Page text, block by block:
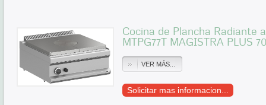
Cocina de Plancha Radiante
MTPG77T MAGISTRA PLUS
VER MÁS...
Solicitar mas informacion...